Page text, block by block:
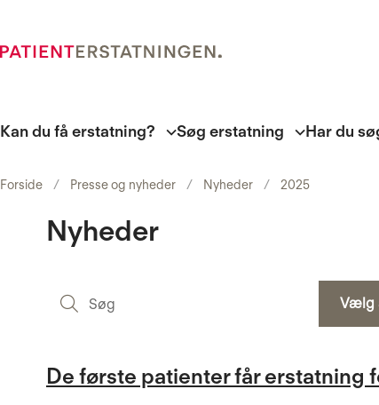
Kan du få erstatning? Søg erstatning Har du
Forside Presse og nyheder Nyheder 2025
Nyheder
Vælg
De første patienter får erstatning